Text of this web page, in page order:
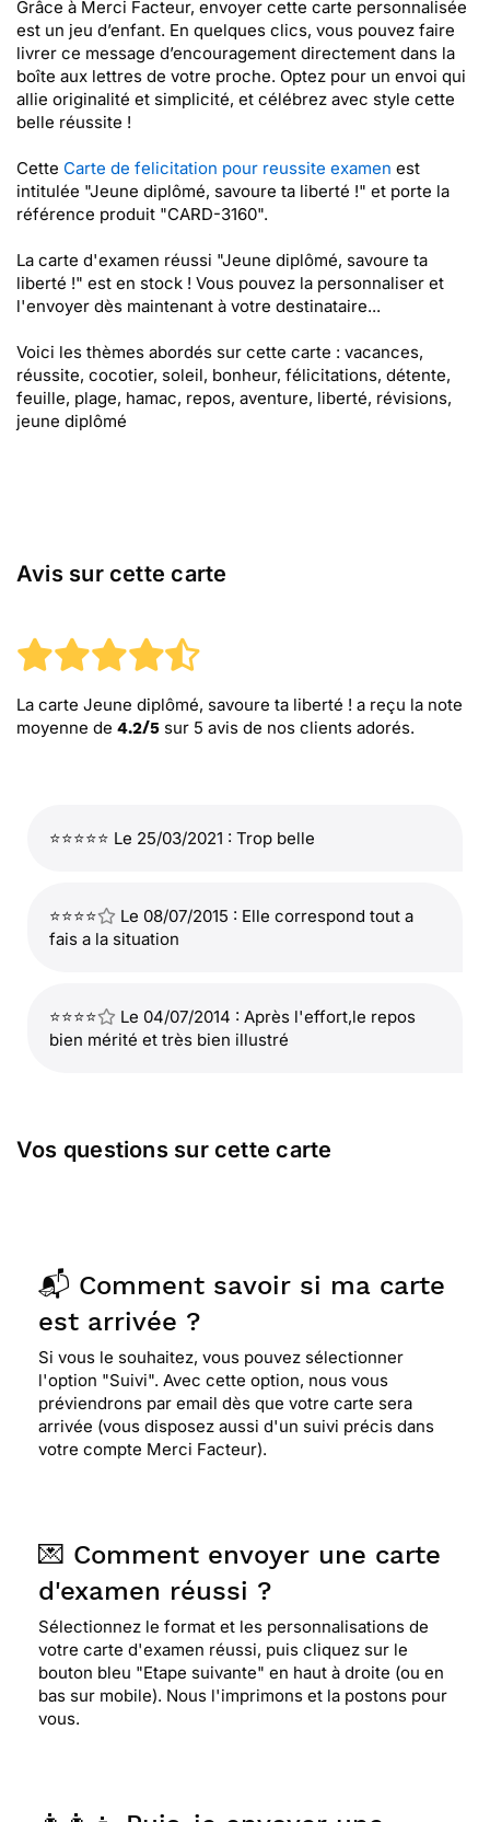
Grâce à Merci Facteur, envoyer cette carte personnalisée
est un jeu d’enfant. En quelques clics, vous pouvez faire
livrer ce message d’encouragement directement dans la
boîte aux lettres de votre proche. Optez pour un envoi qui
allie originalité et simplicité, et célébrez avec style cette
belle réussite !
Cette Carte de felicitation pour reussite examen est
intitulée "Jeune diplômé, savoure ta liberté !" et porte la
référence produit "CARD-3160".
La carte d'examen réussi "Jeune diplômé, savoure ta
liberté !" est en stock ! Vous pouvez la personnaliser et
l'envoyer dès maintenant à votre destinataire...
Voici les thèmes abordés sur cette carte : vacances,
réussite, cocotier, soleil, bonheur, félicitations, détente,
feuille, plage, hamac, repos, aventure, liberté, révisions,
jeune diplômé
Avis sur cette carte
La carte Jeune diplômé, savoure ta liberté ! a reçu la note
moyenne de 4.2/5 sur 5 avis de nos clients adorés.
⭐⭐⭐⭐⭐ Le 25/03/2021 : Trop belle
⭐⭐⭐⭐
Le 08/07/2015 : Elle correspond tout a
fais a la situation
⭐⭐⭐⭐
Le 04/07/2014 : Après l'effort,le repos
bien mérité et très bien illustré
Vos questions sur cette carte
📬 Comment savoir si ma carte
est arrivée ?
Si vous le souhaitez, vous pouvez sélectionner
l'option "Suivi". Avec cette option, nous vous
préviendrons par email dès que votre carte sera
arrivée (vous disposez aussi d'un suivi précis dans
votre compte Merci Facteur).
💌 Comment envoyer une carte
d'examen réussi ?
Sélectionnez le format et les personnalisations de
votre carte d'examen réussi, puis cliquez sur le
bouton bleu "Etape suivante" en haut à droite (ou en
bas sur mobile). Nous l'imprimons et la postons pour
vous.